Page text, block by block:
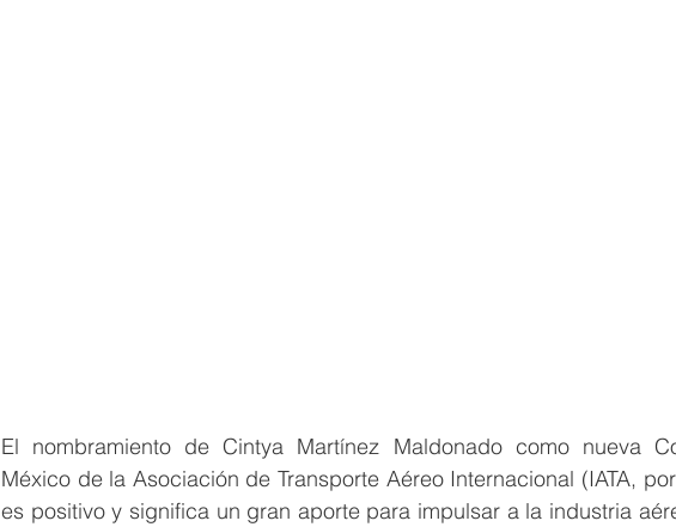
El nombramiento de Cintya Martínez Maldonado como nueva
México de la Asociación de Transporte Aéreo Internacional (IATA,
es positivo y significa un gran aporte para impulsar a la industria